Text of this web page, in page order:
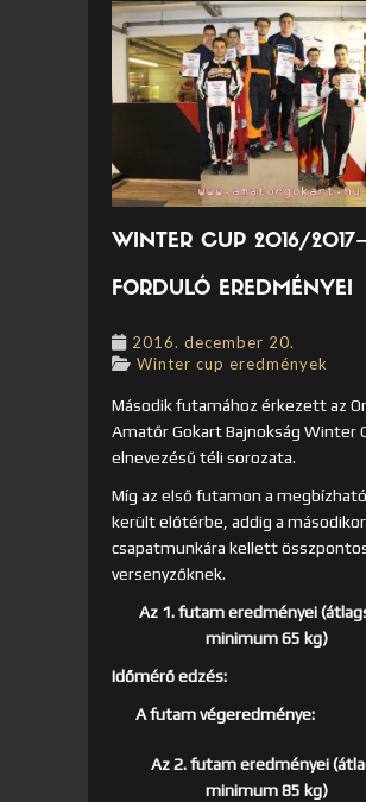
WINTER CUP 2016/
FORDULÓ EREDMÉNYEI
2016. december 20.
Winter cup eredmények
Második futamához érkezett az
Amatőr Gokart Bajnokság Winter
elnevezésű téli sorozata.
Míg az első futamon a
került előtérbe, addig a
csapatmunkára kellett
versenyzőknek.
Az 1. futam eredményei
minimum 65 kg)
Időmérő edzés:
A futam végeredménye:
Az 2. futam eredményei
minimum 85 kg)